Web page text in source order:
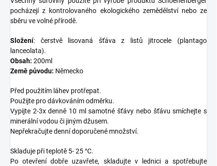
pocházejí z kontrolovaného ekologického zemědělství nebo ze
sběru ve volné přírodě.
Složení: čerstvě lisovaná šťáva z listů jitrocele (plantago
lanceolata).
Obsah: 200ml
Země původu: Německo
Před použitím láhev protřepat.
Použijte pro dávkováním odměrku.
Vypijte 2-3x denně 10 ml samotné šťávy nebo šťávu smíchejte s
minerální vodou či jiným džusem.
Nepřekračujte denní doporučené množství.
Skladuje při teplotě 5- 25 °C.
Po otevření dobře uzavřete, skladujte v lednici a spotřebujte